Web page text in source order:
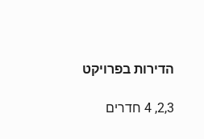
הדירות בפרויקט
2,3, 4 חדרים